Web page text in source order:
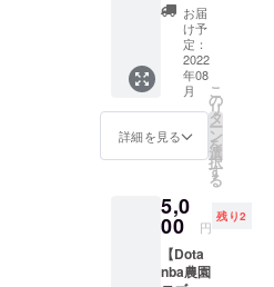
売車を
作りま
しょ
う！ ・
有機野
菜のお
弁当付
き(お昼
しょう)
・糸島
内（も
しかし
料”不使
用！お
野菜詰
め合わ
せセッ
ト小】
各農家
さんの
想いと
まった
お野菜
を
きゅー
ちゃん
お届
け予
定：
2022
年08
月
詳細を見る
こ
の
リ
タ
ー
ン
を
選
択
す
る
5,0
00 円
残り2
【Dota
nba農園